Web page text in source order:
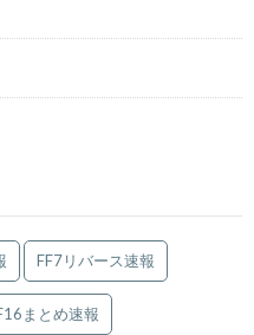
FF7リバース速報
まとめ速報